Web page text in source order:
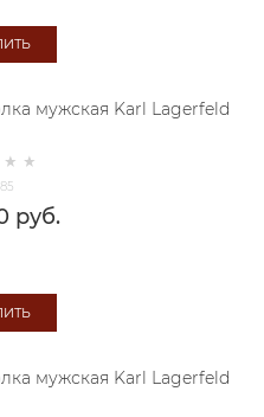
мужская Karl Lagerfeld
руб.
мужская Karl Lagerfeld